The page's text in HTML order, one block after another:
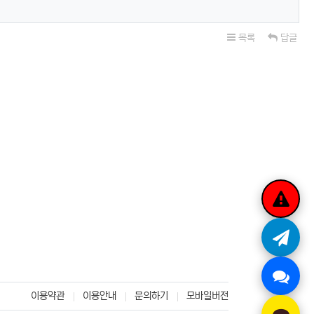
목록 답글
이용약관 이용안내 문의하기 모바일버전